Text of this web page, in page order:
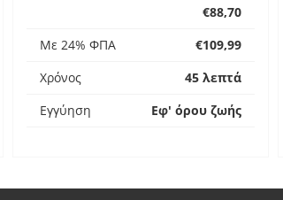
€88,70
Με 24% ΦΠΑ
€109,99
Χρόνος
45 λεπτά
Εγγύηση
Εφ' όρου ζωής